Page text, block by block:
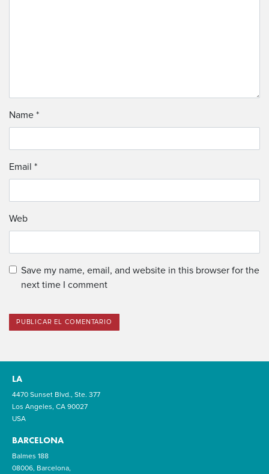
Name *
Email *
Web
Save my name, email, and website in this browser for the
next time I comment
LA
4470 Sunset Blvd., Ste. 377
Los Angeles, CA 90027
USA
BARCELONA
Balmes 188
08006, Barcelona,